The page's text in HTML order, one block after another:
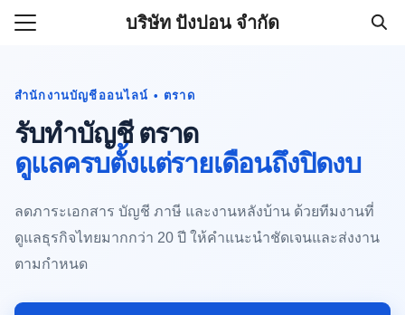
บริษัท ปังปอน จำกัด
บทำบัญชีบริษัทราคาถูก 500
นออนไลน์ (081-931-8341)
สำนักงานบัญชีออนไลน์ • ตราด
รับทำบัญชี ตราด
ดูแลครบตั้งแต่รายเดือนถึงปิดงบ
ลดภาระเอกสาร บัญชี ภาษี และงานหลังบ้าน ด้วยทีมงานที่
ดูแลธุรกิจไทยมากกว่า 20 ปี ให้คำแนะนำชัดเจนและส่งงาน
ตามกำหนด